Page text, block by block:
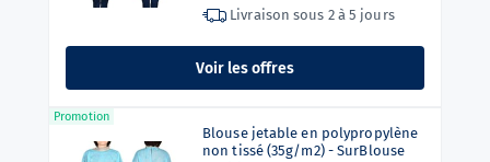
Livraison sous 2 à 5 jours
Voir les offres
Promotion
Blouse jetable en polypropylène
non tissé (35g/m2) - SurBlouse